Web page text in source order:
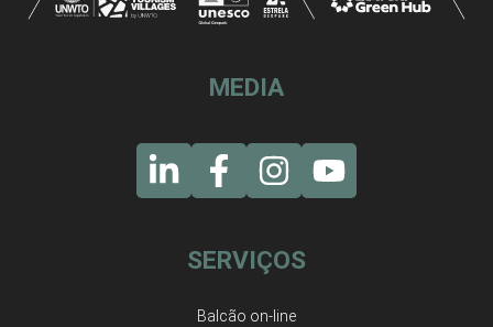
MEDIA
SERVIÇOS
Balcão on-line